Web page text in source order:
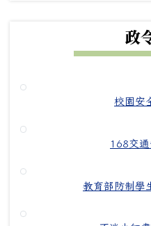
政
校園安
168交
教育部防制學